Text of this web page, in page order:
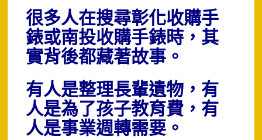
很多人在搜尋彰化收購手
錶或南投收購手錶時， 其
實背後都藏著故事。
有人是整理長輩遺物， 有
人是為了孩子教育費， 有
人是事業週轉需要。